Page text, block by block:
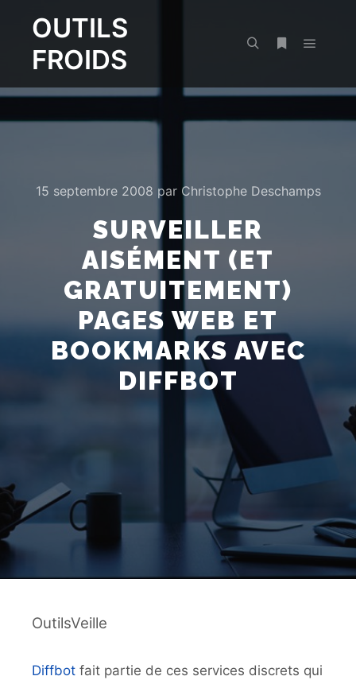
OUTILS
FROIDS
15 septembre 2008 par Christophe Deschamps
SURVEILLER
AISÉMENT (ET
GRATUITEMENT)
PAGES WEB ET
BOOKMARKS AVEC
DIFFBOT
OutilsVeille
Diffbot fait partie de ces services discrets qui